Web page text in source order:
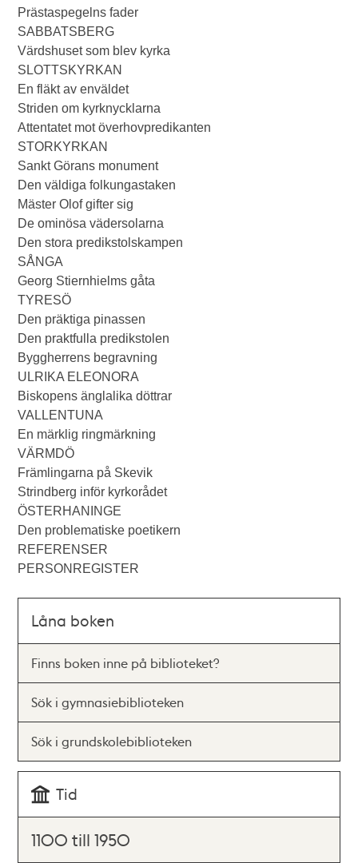
Prästaspegelns fader
SABBATSBERG
Värdshuset som blev kyrka
SLOTTSKYRKAN
En fläkt av enväldet
Striden om kyrknycklarna
Attentatet mot överhovpredikanten
STORKYRKAN
Sankt Görans monument
Den väldiga folkungastaken
Mäster Olof gifter sig
De ominösa vädersolarna
Den stora predikstolskampen
SÅNGA
Georg Stiernhielms gåta
TYRESÖ
Den präktiga pinassen
Den praktfulla predikstolen
Byggherrens begravning
ULRIKA ELEONORA
Biskopens änglalika döttrar
VALLENTUNA
En märklig ringmärkning
VÄRMDÖ
Främlingarna på Skevik
Strindberg inför kyrkorådet
ÖSTERHANINGE
Den problematiske poetikern
REFERENSER
PERSONREGISTER
Låna boken
Finns boken inne på biblioteket?
Sök i gymnasiebiblioteken
Sök i grundskolebiblioteken
Tid
1100 till 1950